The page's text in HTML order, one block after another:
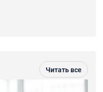
Читать все